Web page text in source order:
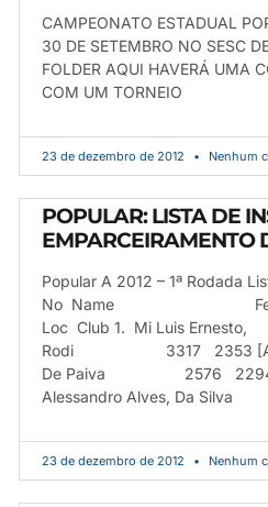
CAMPEONATO ESTADUAL
30 DE SETEMBRO NO SESC
FOLDER AQUI HAVERÁ UMA
COM UM TORNEIO
23 de dezembro de 2012 Nenhum
POPULAR: LISTA DE
EMPARCEIRAMENTO
Popular A 2012 – 1ª Rodada
No Name Feder
Loc Club 1. Mi Luis Ernesto,
Rodi 3317 2353
De Paiva 2576 2294
Alessandro Alves, Da
23 de dezembro de 2012 Nenhum